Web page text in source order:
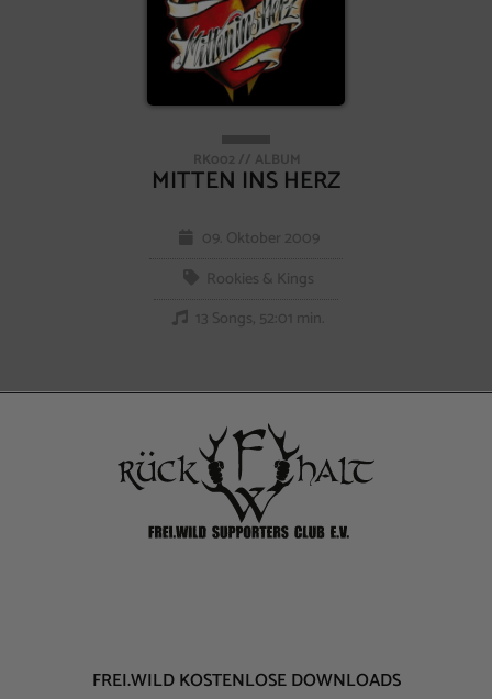
RK002 // ALBUM
MITTEN INS HERZ
09. Oktober 2009
Rookies & Kings
13 Songs, 52:01 min.
FREI.WILD KOSTENLOSE DOWNLOADS